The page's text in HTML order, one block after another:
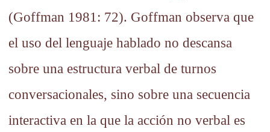
(Goffman 1981: 72). Goffman observa que
el uso del lenguaje hablado no descansa
sobre una estructura verbal de turnos
conversacionales, sino sobre una secuencia
interactiva en la que la acción no verbal es